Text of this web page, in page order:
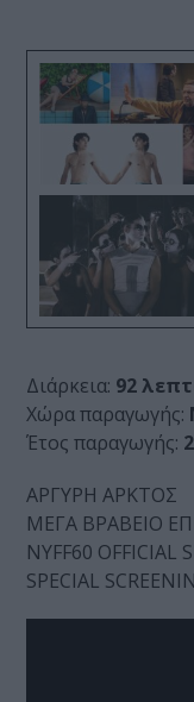
Διάρκεια: 92
Χώρα παραγωγής:
Έτος παραγωγής:
ΑΡΓΥΡΗ ΑΡΚΤΟΣ
ΜΕΓΑ ΒΡΑΒΕΙΟ
NYFF60 OFFICIAL
SPECIAL